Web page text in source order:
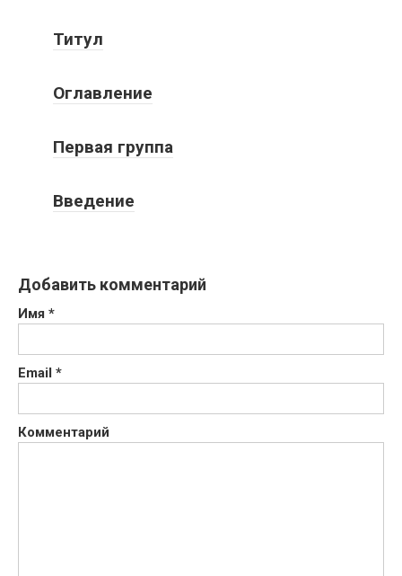
Титул
Оглавление
Первая группа
Введение
Добавить комментарий
Имя *
Email *
Комментарий